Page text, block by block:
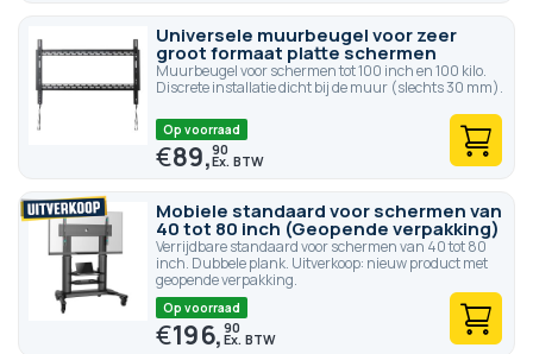
Universele muurbeugel voor zeer
groot formaat platte schermen
Muurbeugel voor schermen tot 100 inch en 100 kilo.
Discrete installatie dicht bij de muur (slechts 30 mm).
Op voorraad
€89,90
Mobiele standaard voor schermen van
40 tot 80 inch (Geopende verpakking)
Verrijdbare standaard voor schermen van 40 tot 80
inch. Dubbele plank. Uitverkoop: nieuw product met
geopende verpakking.
Op voorraad
€196,90